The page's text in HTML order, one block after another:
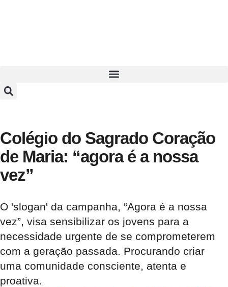
Colégio do Sagrado Coração
de Maria: “agora é a nossa
vez”
O 'slogan' da campanha, “Agora é a nossa
vez”, visa sensibilizar os jovens para a
necessidade urgente de se comprometerem
com a geração passada. Procurando criar
uma comunidade consciente, atenta e
proativa.